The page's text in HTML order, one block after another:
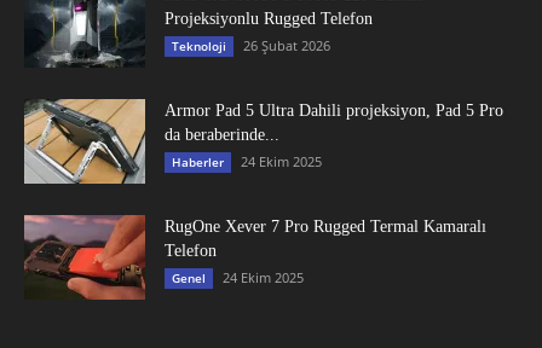
Projeksiyonlu Rugged Telefon
Teknoloji 26 Şubat 2026
Armor Pad 5 Ultra Dahili projeksiyon, Pad 5 Pro
da beraberinde...
Haberler 24 Ekim 2025
RugOne Xever 7 Pro Rugged Termal Kamaralı
Telefon
Genel 24 Ekim 2025